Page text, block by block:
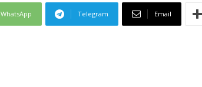
WhatsApp Telegram Email